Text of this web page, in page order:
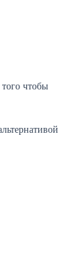
чтобы